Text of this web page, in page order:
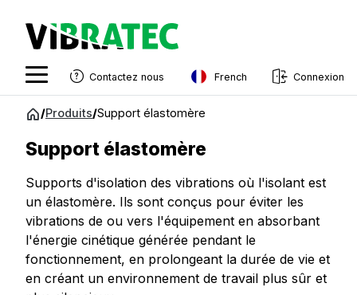
contenu
Contactez nous French
French
Estonian
Finnish
Danish
Connexion
/Produits/Support élastomère
Support élastomère
Supports d'isolation des vibrations où l'isolant est
un élastomère. Ils sont conçus pour éviter les
vibrations de ou vers l'équipement en absorbant
l'énergie cinétique générée pendant le
fonctionnement, en prolongeant la durée de vie et
en créant un environnement de travail plus sûr et